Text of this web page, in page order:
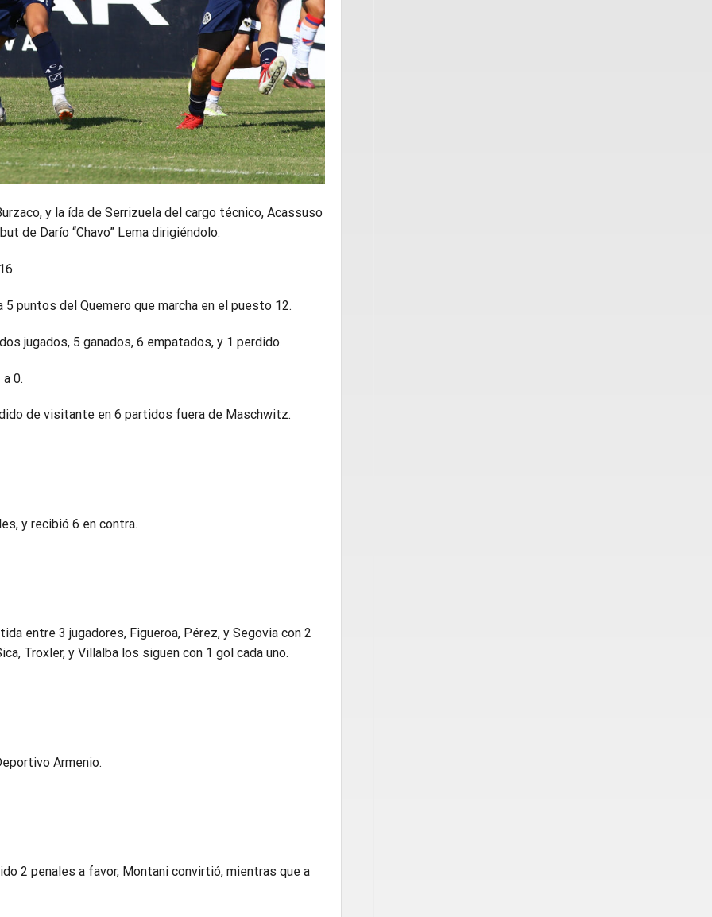
y la ída de Serrizuela del cargo técnico, Acassuso
de Darío “Chavo” Lema dirigiéndolo.
puntos del Quemero que marcha en el puesto 12.
jugados, 5 ganados, 6 empatados, y 1 perdido.
0.
de visitante en 6 partidos fuera de Maschwitz.
y recibió 6 en contra.
entre 3 jugadores, Figueroa, Pérez, y Segovia con 2
Troxler, y Villalba los siguen con 1 gol cada uno.
Armenio.
2 penales a favor, Montani convirtió, mientras que a